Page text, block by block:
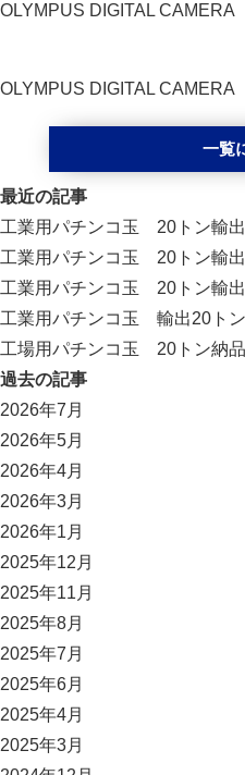
OLYMPUS DIGITAL CAMERA
OLYMPUS DIGITAL CAMERA
一覧
最近の記事
工業用パチンコ玉 20トン輸
工業用パチンコ玉 20トン
工業用パチンコ玉 20トン輸
工業用パチンコ玉 輸出20ト
工場用パチンコ玉 20トン納
過去の記事
2026年7月
2026年5月
2026年4月
2026年3月
2026年1月
2025年12月
2025年11月
2025年8月
2025年7月
2025年6月
2025年4月
2025年3月